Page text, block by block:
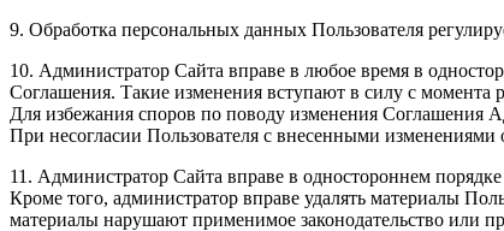
9. Обработка персональных данных Пользователя
10. Администратор Сайта вправе в любое время в
Соглашения. Такие изменения вступают в силу с момента
Для избежания споров по поводу изменения Соглашения
При несогласии Пользователя с внесенными изменениями
11. Администратор Сайта вправе в одностороннем
Кроме того, администратор вправе удалять материалы
материалы нарушают применимое законодательство или